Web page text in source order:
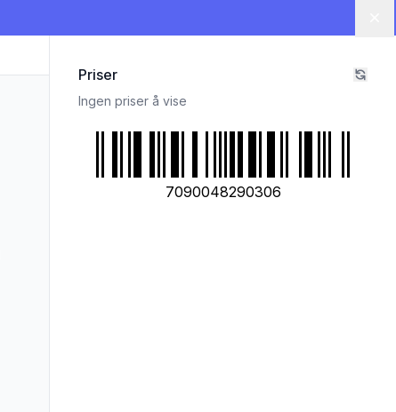
Priser
Ingen priser å vise
7090048290306